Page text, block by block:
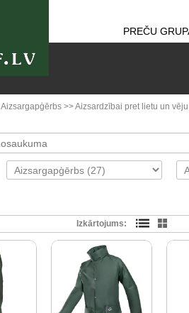
PREČU
Aizsargapģērbs >>Aizsardzībai pret lietu un vēju
Izkārtojums: